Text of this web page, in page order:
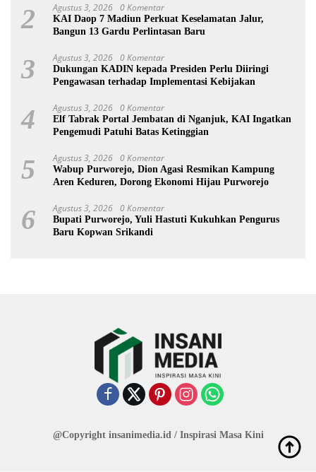
2 Agustus 3, 2026 0 Komentar
KAI Daop 7 Madiun Perkuat Keselamatan Jalur,
Bangun 13 Gardu Perlintasan Baru
3 Agustus 3, 2026 0 Komentar
Dukungan KADIN kepada Presiden Perlu Diiringi
Pengawasan terhadap Implementasi Kebijakan
4 Agustus 3, 2026 0 Komentar
Elf Tabrak Portal Jembatan di Nganjuk, KAI Ingatkan
Pengemudi Patuhi Batas Ketinggian
5 Agustus 3, 2026 0 Komentar
Wabup Purworejo, Dion Agasi Resmikan Kampung
Aren Keduren, Dorong Ekonomi Hijau Purworejo
6 Agustus 3, 2026 0 Komentar
Bupati Purworejo, Yuli Hastuti Kukuhkan Pengurus
Baru Kopwan Srikandi
@Copyright insanimedia.id / Inspirasi Masa Kini